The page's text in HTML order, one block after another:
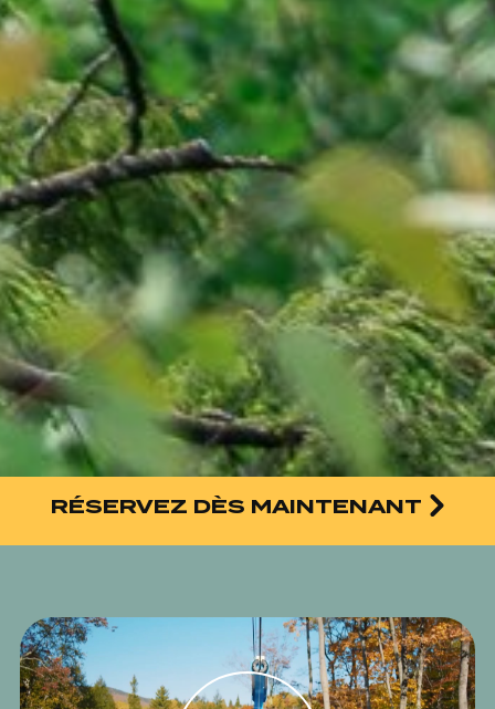
RÉSERVEZ DÈS MAINTENANT